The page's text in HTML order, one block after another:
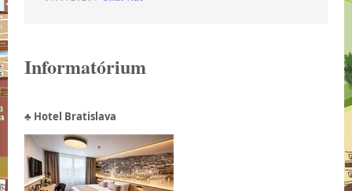
Informatórium
♣ Hotel Bratislava